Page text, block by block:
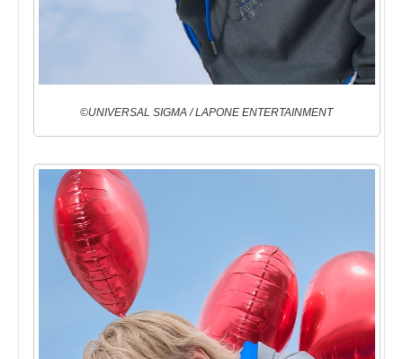
©UNIVERSAL SIGMA / LAPONE ENTERTAINMENT